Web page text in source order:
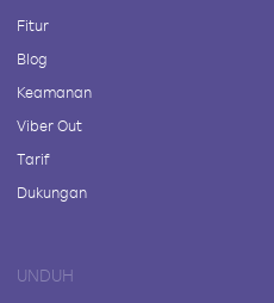
Fitur
Blog
Keamanan
Viber Out
Tarif
Dukungan
UNDUH